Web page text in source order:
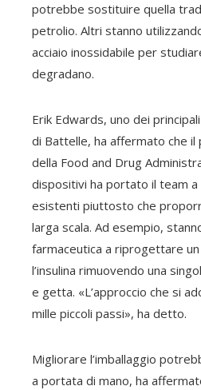
potrebbe sostituire quella
petrolio. Altri stanno
acciaio inossidabile per
degradano.
Erik Edwards, uno dei
di Battelle, ha affermato che
della Food and Drug
dispositivi ha portato il team
esistenti piuttosto che
larga scala. Ad esempio,
farmaceutica a riprogettare
l’insulina rimuovendo una
e getta. «L’approccio che si
mille piccoli passi», ha detto.
Migliorare l’imballaggio
a portata di mano, ha